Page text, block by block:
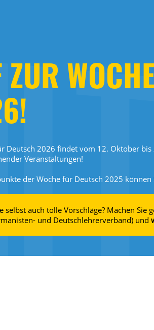
ZUR
Deutsch 2026 findet vom 12. Oktober
Veranstaltungen!
der Woche für Deutsch 2025 können
selbst auch tolle Vorschläge? Machen Sie
und Deutschlehrerverband) und